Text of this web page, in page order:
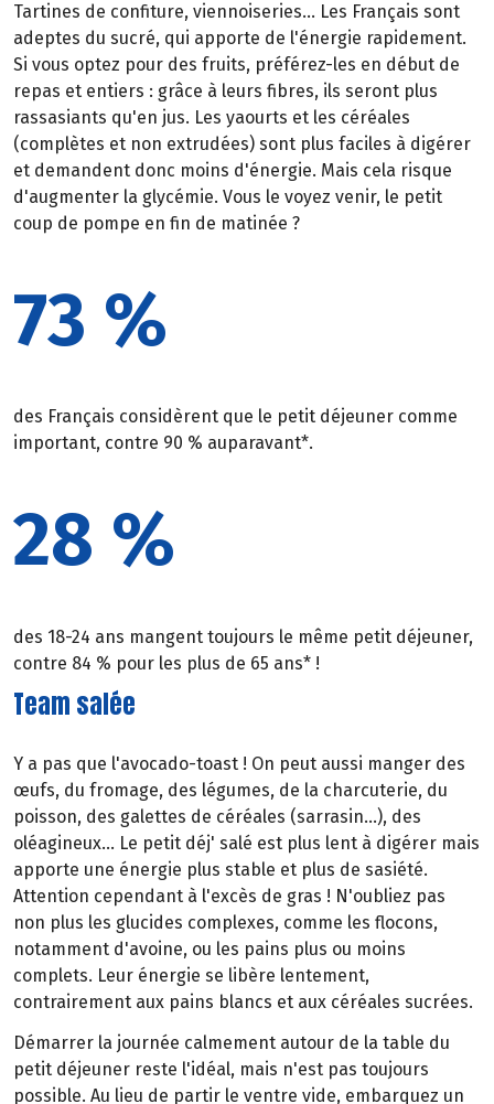
Tartines de confiture, viennoiseries... Les Français sont
adeptes du sucré, qui apporte de l'énergie rapidement.
Si vous optez pour des fruits, préférez-les en début de
repas et entiers : grâce à leurs fibres, ils seront plus
rassasiants qu'en jus. Les yaourts et les céréales
(complètes et non extrudées) sont plus faciles à digérer
et demandent donc moins d'énergie. Mais cela risque
d'augmenter la glycémie. Vous le voyez venir, le petit
coup de pompe en fin de matinée ?
73 %
des Français considèrent que le petit déjeuner comme
important, contre 90 % auparavant*.
28 %
des 18-24 ans mangent toujours le même petit déjeuner,
contre 84 % pour les plus de 65 ans* !
Team salée
Y a pas que l'avocado-toast ! On peut aussi manger des
œufs, du fromage, des légumes, de la charcuterie, du
poisson, des galettes de céréales (sarrasin...), des
oléagineux... Le petit déj' salé est plus lent à digérer mais
apporte une énergie plus stable et plus de sasiété.
Attention cependant à l'excès de gras ! N'oubliez pas
non plus les glucides complexes, comme les flocons,
notamment d'avoine, ou les pains plus ou moins
complets. Leur énergie se libère lentement,
contrairement aux pains blancs et aux céréales sucrées.
Démarrer la journée calmement autour de la table du
petit déjeuner reste l'idéal, mais n'est pas toujours
possible. Au lieu de partir le ventre vide, embarquez un